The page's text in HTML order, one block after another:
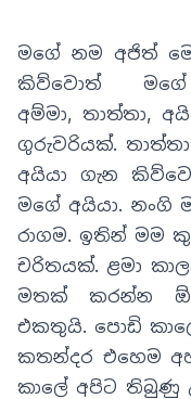
මගේ නම අජිත්
කිව්වොත්
අම්මා, තාත්තා,
ගුරුවරියක්.
අයියා ගැන
මගේ අයියා. නංගි
රාගම. ඉතින් මම
චරිතයක්.ළමා
මතක් කරන්න
එකතුයි. පොඩි
කතන්දර එහෙම
කාලේ අපිට තිබුණු